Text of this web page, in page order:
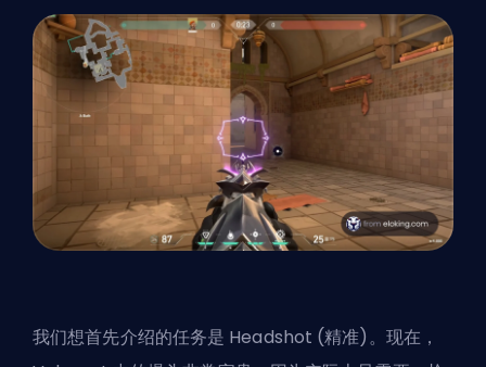
我们想首先介绍的任务是 Headshot (精准)。现在，